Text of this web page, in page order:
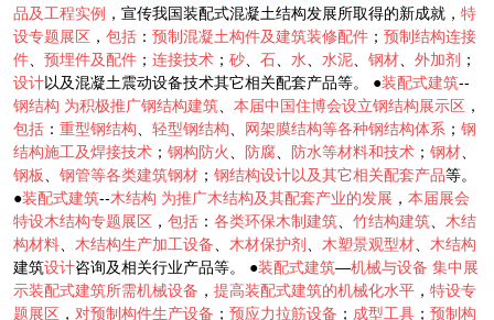
品及工程实例 ，宣传我国装配式混凝土结构发展所取得的新成就， 特
设专题展区 ， 包括 ： 预制混凝土构件及建筑装修配件 ； 预制结构连接
件
预埋件及配件 ； 连接技术 ； 砂 石 水 水泥 钢材 外加剂 ；
设计以及混凝土震动设备技术其它相关配套产品等。 ●装配式建筑--
钢结构 为积极推广钢结构建筑 本届中国住博会设立钢结构展示区 ，
包括 ： 重型钢结构 轻型钢结构 网架膜结构等各种钢结构体系 ； 钢
结构施工及焊接技术 ； 钢构防火 防腐 防水等材料和技术 ； 钢材
钢板
钢管等各类建筑钢材 ； 钢结构设计以及其它相关配套产品等。
●装配式建筑--木结构 为推广木结构及其配套产业的发展 ， 本届展会
特设木结构专题展区 ， 包括 ： 各类环保木制建筑 竹结构建筑
木结
构材料
木结构生产加工设备 木材保护剂 木塑景观型材
木结构
建筑设计咨询及相关行业产品等。 ●装配式建筑—机械与设备 集中展
示装配式建筑所需机械设备 ， 提高装配式建筑的机械化水平 ， 特设专
题展区 ， 对预制构件生产设备 ； 预应力拉筋设备 ； 成型工具 ； 预制构